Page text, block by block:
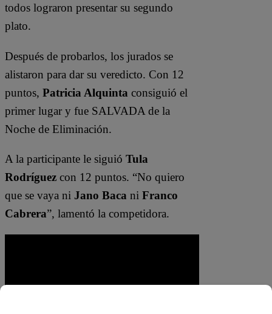
todos lograron presentar su segundo
plato.
Después de probarlos, los jurados se
alistaron para dar su veredicto. Con 12
puntos, Patricia Alquinta consiguió el
primer lugar y fue SALVADA de la
Noche de Eliminación.
A la participante le siguió Tula
Rodríguez con 12 puntos. “No quiero
que se vaya ni Jano Baca ni Franco
Cabrera”, lamentó la competidora.